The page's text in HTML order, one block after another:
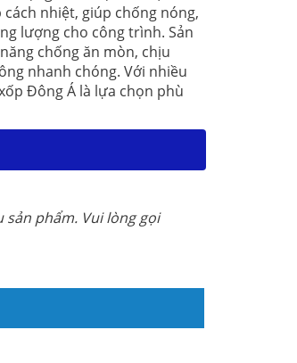
nhiệt, giúp chống nóng,
lượng cho công trình. Sản
chống ăn mòn, chịu
nhanh chóng. Với nhiều
Đông Á là lựa chọn phù
sản phẩm. Vui lòng gọi